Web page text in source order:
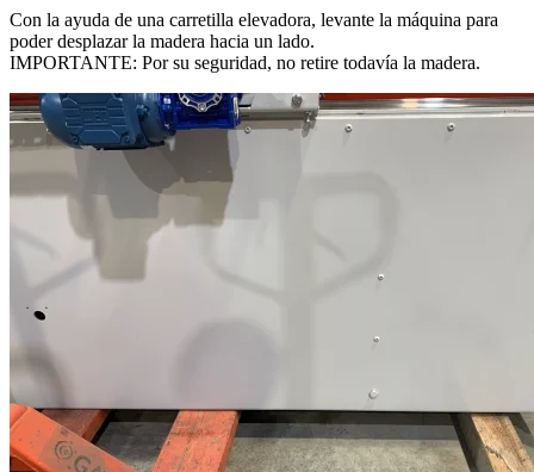
Con la ayuda de una carretilla elevadora, levante la máquina para
poder desplazar la madera hacia un lado.
IMPORTANTE: Por su seguridad, no retire todavía la madera.